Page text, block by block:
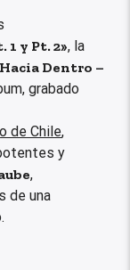
1 y Pt. 2», la
Dentro –
grabado
de Chile,
y
,
de una